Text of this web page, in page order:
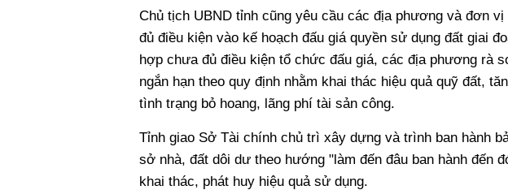
Chủ tịch UBND tỉnh cũng yêu cầu các địa phương và đơn
đủ điều kiện vào kế hoạch đấu giá quyền sử dụng đất giai
hợp chưa đủ điều kiện tổ chức đấu giá, các địa phương rà
ngắn hạn theo quy định nhằm khai thác hiệu quả quỹ đất,
tình trạng bỏ hoang, lãng phí tài sản công.
Tỉnh giao Sở Tài chính chủ trì xây dựng và trình ban hành
sở nhà, đất dôi dư theo hướng "làm đến đâu ban hành đến
khai thác, phát huy hiệu quả sử dụng.